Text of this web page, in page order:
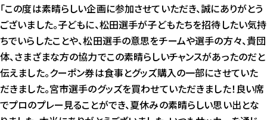
「この度は素晴らしい企画に参加させていただき、誠にありがとう
ございました。子どもに、松田選手が子どもたちを招待したい気持
ちでいらしたことや、松田選手の意思をチームや選手の方々、貴団
体、さまざまな方の協力でこの素晴らしいチャンスがあったのだと
伝えました。クーポン券は食事とグッズ購入の一部にさせていた
だきました。宮市選手のグッズを買わせていただきました！良い席
でプロのプレー見ることができ、夏休みの素晴らしい思い出とな